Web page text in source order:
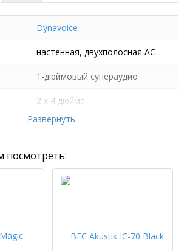
Dynavoice
настенная, двухполосная АС
1-дюймовый супераудио
2 х 4 дюйма
Развернуть
посмотреть: